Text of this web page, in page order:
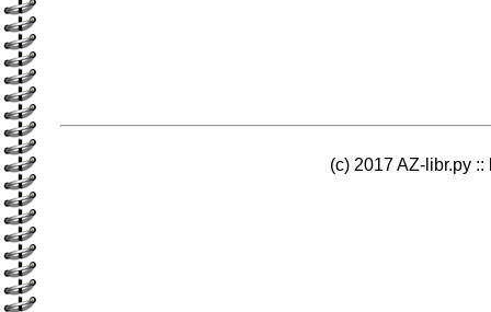
(c) 2017 AZ-libr.ру ::